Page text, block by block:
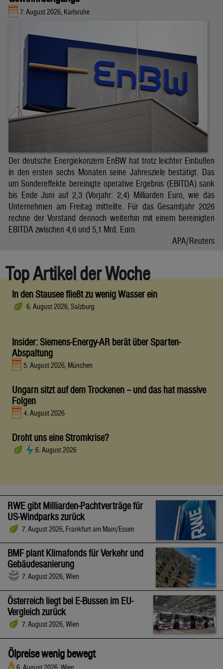
7. August 2026, Karlsruhe
Der deutsche Energiekonzern EnBW hat trotz leichter Einbußen
in den ersten sechs Monaten seine Jahresziele bestätigt. Das
um Sondereffekte bereinigte operative Ergebnis (EBITDA) sank
bis Ende Juni auf 2,3 (Vorjahr: 2,4) Milliarden Euro, wie das
Unternehmen am Freitag mitteilte. Für das Gesamtjahr 2026
rechne der Vorstand dennoch weiterhin mit einem bereinigten
EBITDA zwischen 4,6 und 5,1 Mrd. Euro.
APA/Reuters
Top Artikel der Woche
In den Stausee fließt zu wenig Wasser ein
6. August 2026, Salzburg
Insider: Siemens-Energy-AR berät über Sparten-
Abspaltung
5. August 2026, München
Ungarn sitzt auf dem Trockenen – und das hat massive
Folgen
4. August 2026
Droht uns eine Stromkrise?
6. August 2026
RWE gibt Milliarden-Pachtverträge für
US-Windparks zurück
7. August 2026, Frankfurt am Main/Essen
BMF plant Klimafonds für Verkehr und
Gebäudesanierung
7. August 2026, Wien
Österreich liegt bei E-Bussen im EU-
Vergleich zurück
7. August 2026, Wien
Ölpreise wenig bewegt